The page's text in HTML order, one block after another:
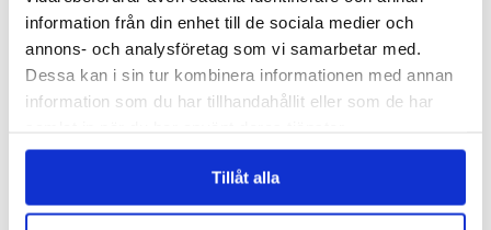
information från din enhet till de sociala medier och
annons- och analysföretag som vi samarbetar med.
Dessa kan i sin tur kombinera informationen med annan
information som du har tillhandahållit eller som de har
Tillåt alla